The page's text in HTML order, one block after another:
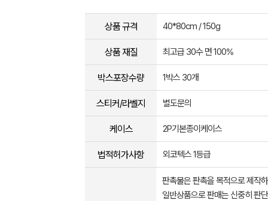
상품 규격 40*80cm / 150g
상품 재질 최고급 30수 면 100%
박스포장수량 1박스 30개
스티커/라벨지 별도문의
케이스 2P기본종이케이스
법적허가사항 외코텍스 1등급
판촉물은 판촉을 목적으로 제작
일반상품으로 판매는 신중히 판